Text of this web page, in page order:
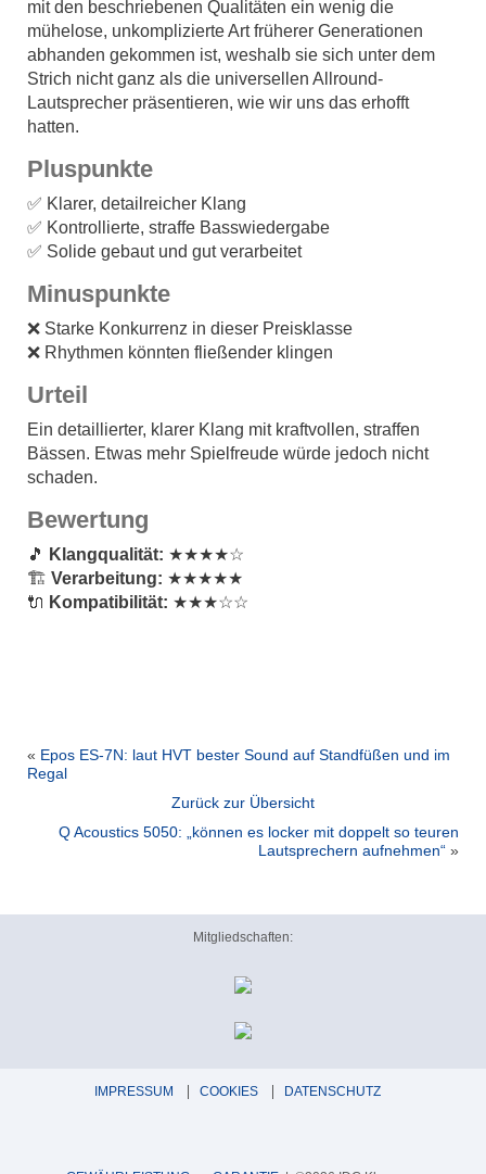
mit den beschriebenen Qualitäten ein wenig die
mühelose, unkomplizierte Art früherer Generationen
abhanden gekommen ist, weshalb sie sich unter dem
Strich nicht ganz als die universellen Allround-
Lautsprecher präsentieren, wie wir uns das erhofft
hatten.
Pluspunkte
✅ Klarer, detailreicher Klang
✅ Kontrollierte, straffe Basswiedergabe
✅ Solide gebaut und gut verarbeitet
Minuspunkte
❌ Starke Konkurrenz in dieser Preisklasse
❌ Rhythmen könnten fließender klingen
Urteil
Ein detaillierter, klarer Klang mit kraftvollen, straffen
Bässen. Etwas mehr Spielfreude würde jedoch nicht
schaden.
Bewertung
🎵 Klangqualität: ★★★★☆
🏗 Verarbeitung: ★★★★★
🔌 Kompatibilität: ★★★☆☆
« Epos ES-7N: laut HVT bester Sound auf Standfüßen und im
Regal
Zurück zur Übersicht
Q Acoustics 5050: „können es locker mit doppelt so teuren
Lautsprechern aufnehmen“ »
Mitgliedschaften:
IMPRESSUM COOKIES DATENSCHUTZ